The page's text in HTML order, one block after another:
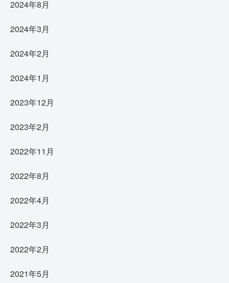
2024年8月
2024年3月
2024年2月
2024年1月
2023年12月
2023年2月
2022年11月
2022年8月
2022年4月
2022年3月
2022年2月
2021年5月